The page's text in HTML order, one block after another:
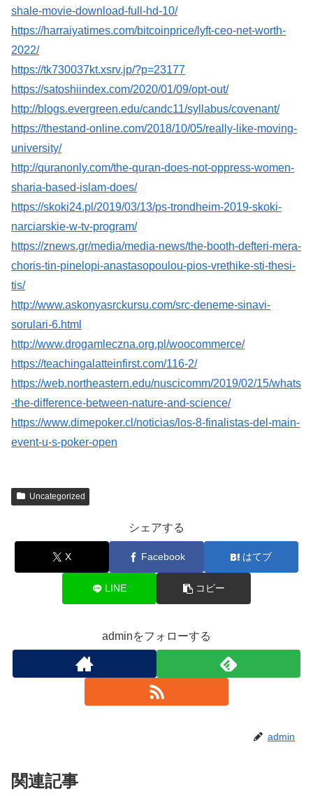
shale-movie-download-full-hd-10/
https://harraiyatimes.com/bitcoinprice/lyft-ceo-net-worth-
2022/
https://tk730037kt.xsrv.jp/?p=23177
https://satoshiindex.com/2020/01/09/opt-out/
http://blogs.evergreen.edu/candc11/syllabus/covenant/
https://thestand-online.com/2018/10/05/really-like-moving-
university/
http://quranonly.com/the-quran-does-not-oppress-women-
sharia-based-islam-does/
https://skoki24.pl/2019/03/13/ps-trondheim-2019-skoki-
narciarskie-w-tv-program/
https://znews.gr/media/media-news/the-booth-defteri-mera-
choris-tin-pinelopi-anastasopoulou-pios-vrethike-sti-thesi-
tis/
http://www.askonyasrckursu.com/src-deneme-sinavi-
sorulari-6.html
http://www.drogamleczna.org.pl/woocommerce/
https://teachingalatteinfirst.com/116-2/
https://web.northeastern.edu/nuscicomm/2019/02/15/whats
-the-difference-between-nature-and-science/
https://www.dimepoker.cl/noticias/los-8-finalistas-del-main-
event-u-s-poker-open
Uncategorized
シェアする
X Facebook はてブ
LINE コピー
adminをフォローする
admin
関連記事